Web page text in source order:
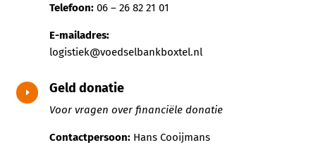
Telefoon: 06 – 26 82 21 01
E-mailadres:
logistiek@voedselbankboxtel.nl
E Geld donatie
Voor vragen over financiële donatie
Contactpersoon:Hans Cooijmans